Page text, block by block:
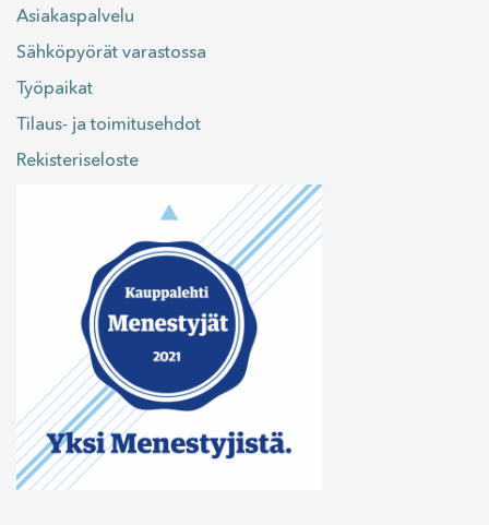
Asiakaspalvelu
Sähköpyörät varastossa
Työpaikat
Tilaus- ja toimitusehdot
Rekisteriseloste